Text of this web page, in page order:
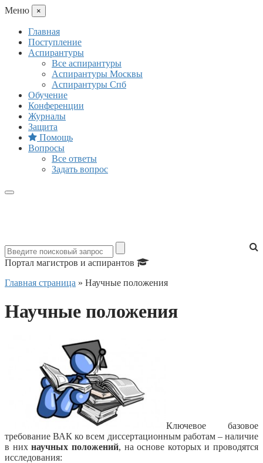
Mеню ×
Главная
Поступление
Аспирантуры
Все аспирантуры
Аспирантуры Москвы
Аспирантуры Спб
Обучение
Конференции
Журналы
Защита
Помощь
Вопросы
Все ответы
Задать вопрос
Портал магистров и аспирантов
Главная страница » Научные положения
Научные положения
Ключевое базовое
требование ВАК ко всем диссертационным работам – наличие
в нихнаучных положений, на основе которых и проводятся
исследования: